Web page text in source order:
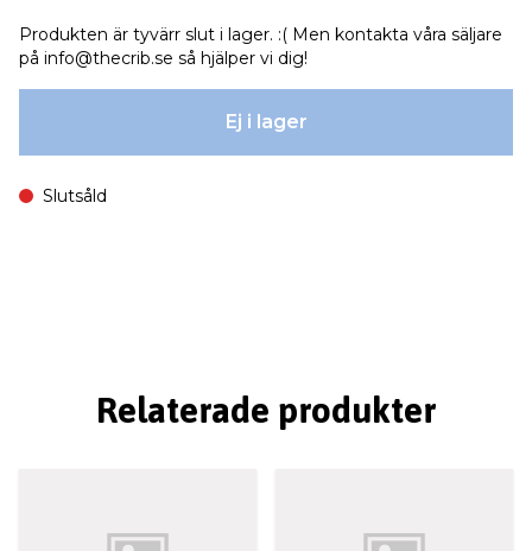
Produkten är tyvärr slut i lager. :( Men kontakta våra säljare
på info@thecrib.se så hjälper vi dig!
Ej i lager
Slutsåld
Relaterade produkter